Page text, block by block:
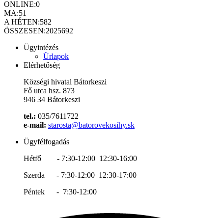
ONLINE:0
MA:51
A HÉTEN:582
ÖSSZESEN:2025692
Ügyintézés
Ürlapok
Elérhetőség
Községi hivatal Bátorkeszi
Fő utca hsz. 873
946 34 Bátorkeszi
tel.: 035/7611722
e-mail: starosta@batorovekosihy.sk
Ügyfélfogadás
Hétfő - 7:30-12:00 12:30-16:00
Szerda - 7:30-12:00 12:30-17:00
Péntek - 7:30-12:00